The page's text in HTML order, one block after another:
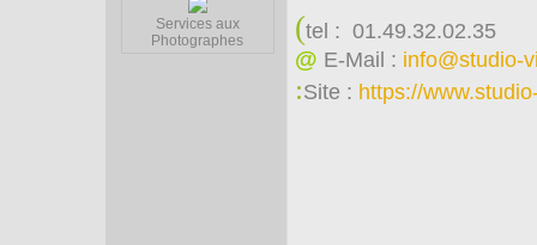
Services aux
Photographes
(tel : 01.49.32.02.35
@ E-Mail : info@studio-
:Site : https://